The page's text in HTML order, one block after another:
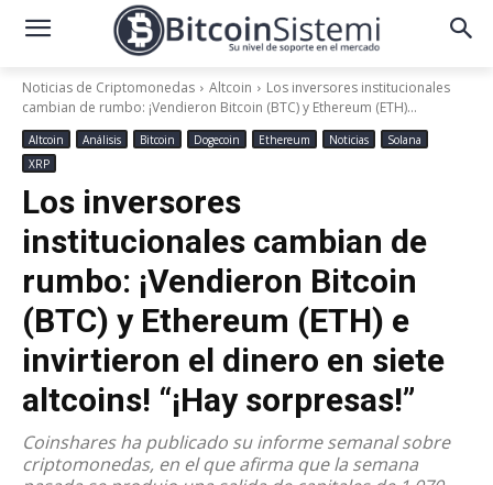
Noticias de Criptomonedas Altcoin
Los inversores institucionales
cambian de rumbo: ¡Vendieron Bitcoin (BTC) y Ethereum (ETH)...
Altcoin Análisis Bitcoin Dogecoin Ethereum Noticias
Solana
XRP
Los inversores
institucionales cambian de
rumbo: ¡Vendieron Bitcoin
(BTC) y Ethereum (ETH) e
invirtieron el dinero en siete
altcoins! “¡Hay sorpresas!”
Coinshares ha publicado su informe semanal sobre
criptomonedas, en el que afirma que la semana